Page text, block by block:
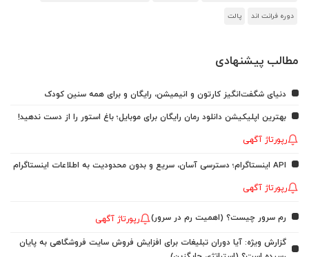
دوره فرانت اند پالت
مطالب پیشنهادی
دنیای شگفت‌انگیز کارتون و انیمیشن، رایگان و برای همه سنین کودک
بهترین اپلیکیشن دانلود رمان رایگان برای موبایل؛ باغ استور را از دست ندهید!
رپورتاژ آگهی
API اینستاگرام؛ دسترسی آسان، سریع و بدون محدودیت به اطلاعات اینستاگرام
رپورتاژ آگهی
رم سرور چیست؟ (اهمیت رم در سرور) رپورتاژ آگهی
گزارش ویژه: آیا دوران تبلیغات برای افزایش فروش سایت فروشگاهی به پایان